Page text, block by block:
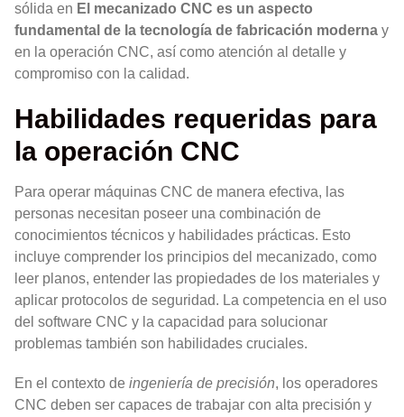
sólida en El mecanizado CNC es un aspecto
fundamental de la tecnología de fabricación moderna y
en la operación CNC, así como atención al detalle y
compromiso con la calidad.
Habilidades requeridas para
la operación CNC
Para operar máquinas CNC de manera efectiva, las
personas necesitan poseer una combinación de
conocimientos técnicos y habilidades prácticas. Esto
incluye comprender los principios del mecanizado, como
leer planos, entender las propiedades de los materiales y
aplicar protocolos de seguridad. La competencia en el uso
del software CNC y la capacidad para solucionar
problemas también son habilidades cruciales.
En el contexto de ingeniería de precisión, los operadores
CNC deben ser capaces de trabajar con alta precisión y